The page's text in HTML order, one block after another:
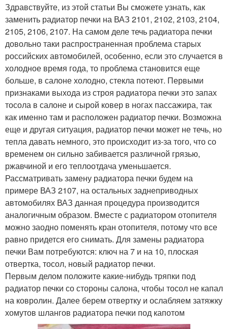
Здравствуйте, из этой статьи Вы сможете узнать, как
заменить радиатор печки на ВАЗ 2101, 2102, 2103, 2104,
2105, 2106, 2107. На самом деле течь радиатора печки
довольно таки распространенная проблема старых
российских автомобилей, особенно, если это случается в
холодное время года, то проблема становится еще
больше, в салоне холодно, стекла потеют. Первыми
признаками выхода из строя радиатора печки это запах
тосола в салоне и сырой ковер в ногах пассажира, так
как именно там и расположен радиатор печки. Возможна
еще и другая ситуация, радиатор печки может не течь, но
тепла давать немного, это происходит из-за того, что со
временем он сильно забивается различной грязью,
ржавчиной и его теплоотдача уменьшается.
Рассматривать замену радиатора печки будем на
примере ВАЗ 2107, на остальных заднеприводных
автомобилях ВАЗ данная процедура производится
аналогичным образом. Вместе с радиатором отопителя
можно заодно поменять кран отопителя, потому что все
равно придется его снимать. Для замены радиатора
печки Вам потребуются: ключ на 7 и на 10, плоская
отвертка, тосол, новый радиатор печки.
Первым делом положите какие-нибудь тряпки под
радиатор печки со стороны салона, чтобы тосол не капал
на ковролин. Далее берем отвертку и ослабляем затяжку
хомутов шлангов радиатора печки под капотом